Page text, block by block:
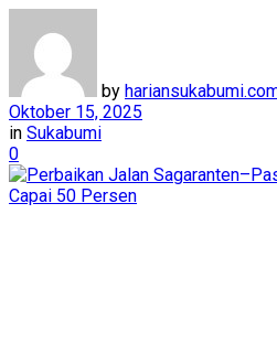
by
Oktober 15, 2025
in Sukabumi
0